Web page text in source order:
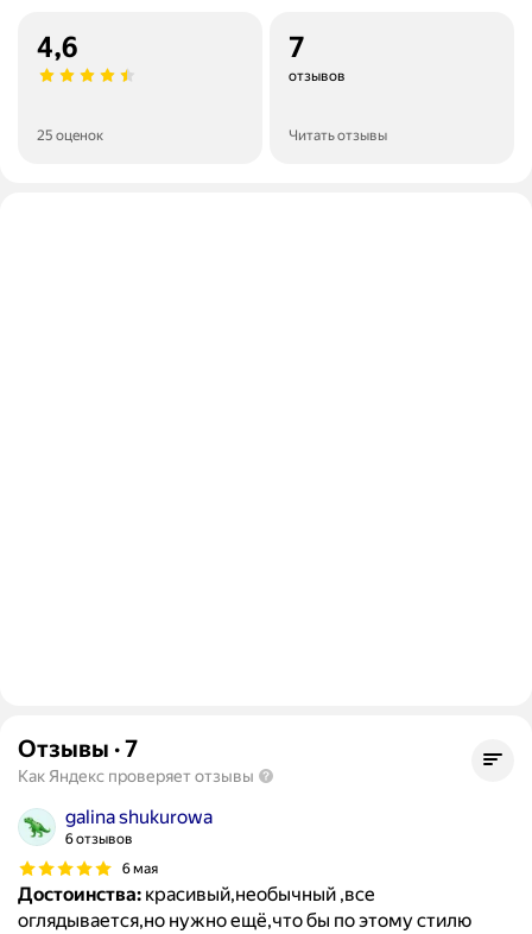
4,6
25 оценок
7
отзывов
Читать отзывы
Отзывы ·7
Как Яндекс проверяет отзывы
galina shukurowa
6 отзывов
6 мая
Достоинства: красивый,необычный ,все
оглядывается,но нужно ещё,что бы по этому стилю